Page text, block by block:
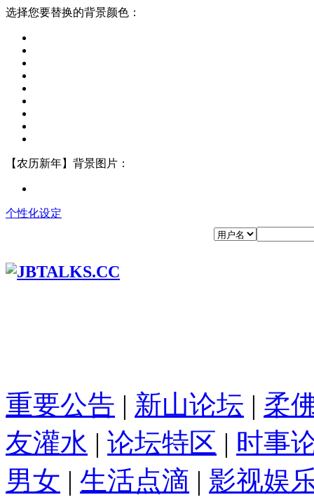
选择您要替换的背景颜色：
【农历新年】背景图片：
个性化设定
重要公告 | 新山论坛 | 柔
友灌水 | 论坛特区 | 时事
男女 | 生活点滴 | 影视娱